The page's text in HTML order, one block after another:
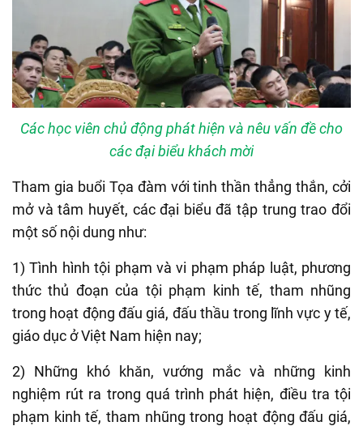
Các học viên chủ động phát hiện và nêu vấn đề cho
các đại biểu khách mời
Tham gia buổi Tọa đàm với tinh thần thẳng thắn, cởi
mở và tâm huyết, các đại biểu đã tập trung trao đổi
một số nội dung như:
1) Tình hình tội phạm và vi phạm pháp luật, phương
thức thủ đoạn của tội phạm kinh tế, tham nhũng
trong hoạt động đấu giá, đấu thầu trong lĩnh vực y tế,
giáo dục ở Việt Nam hiện nay;
2) Những khó khăn, vướng mắc và những kinh
nghiệm rút ra trong quá trình phát hiện, điều tra tội
phạm kinh tế, tham nhũng trong hoạt động đấu giá,